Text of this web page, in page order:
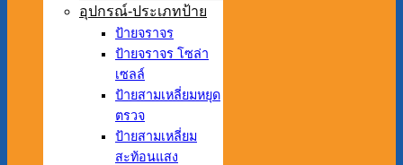
อุปกรณ์-ประเภทป้าย
ป้ายจราจร
ป้ายจราจร โซล่า
เซลล์
ป้ายสามเหลี่ยมหยุด
ตรวจ
ป้ายสามเหลี่ยม
สะท้อนแสง